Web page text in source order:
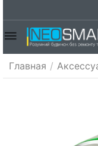
Главная /